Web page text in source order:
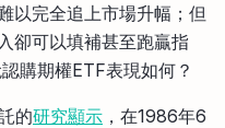
以完全追上市場升幅；但
卻可以填補甚至跑贏指
購期權ETF表現如何？
的研究顯示 ，在1986年6